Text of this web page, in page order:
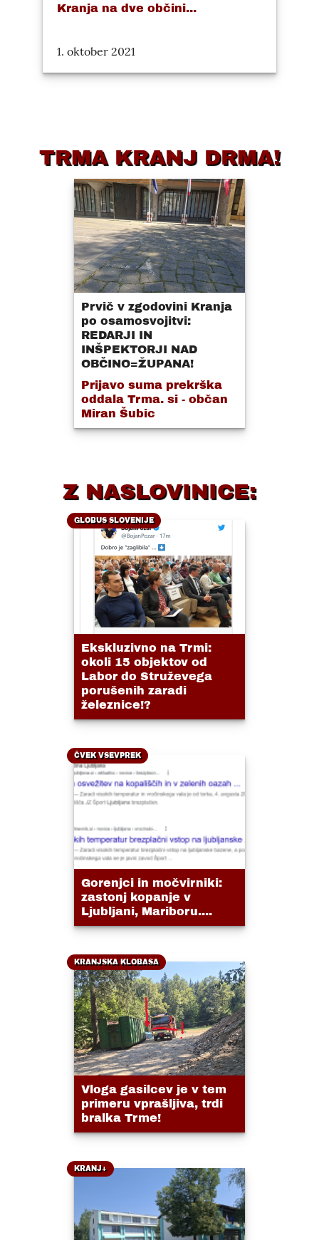
Kranja na dve občini...
1. oktober 2021
TRMA KRANJ DRMA!
Prvič v zgodovini Kranja
po osamosvojitvi:
REDARJI IN
INŠPEKTORJI NAD
OBČINO=ŽUPANA!
Prijavo suma prekrška
oddala Trma. si - občan
Miran Šubic
Z NASLOVINICE:
GLOBUS SLOVENIJE
Ekskluzivno na Trmi:
okoli 15 objektov od
Labor do Struževega
porušenih zaradi
železnice!?
ČVEK VSEVPREK
Gorenjci in močvirniki:
zastonj kopanje v
Ljubljani, Mariboru....
KRANJSKA KLOBASA
Vloga gasilcev je v tem
primeru vprašljiva, trdi
bralka Trme!
KRANJ+